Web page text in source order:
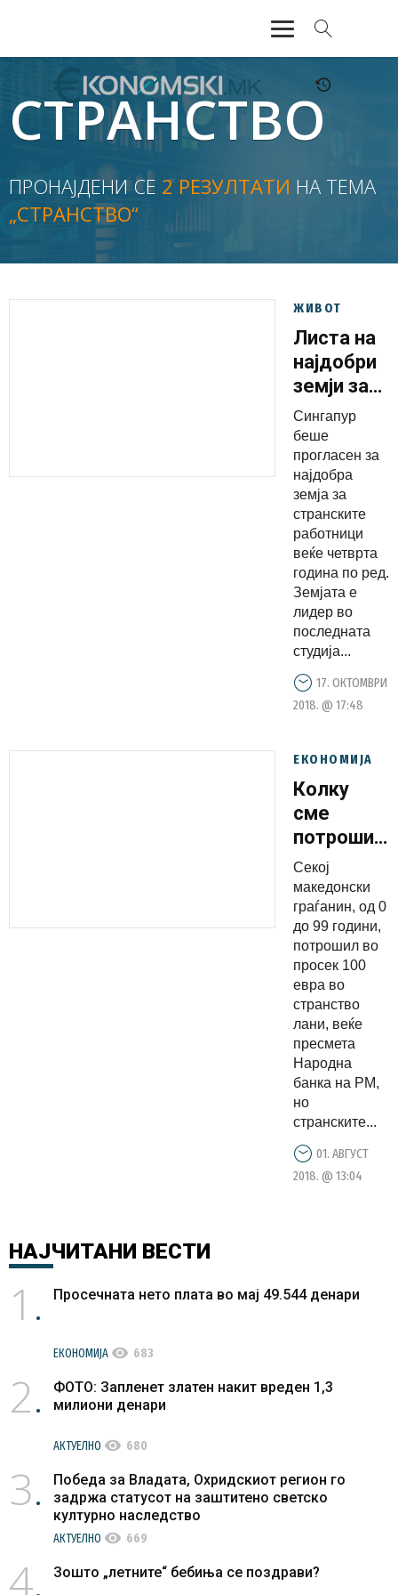
АКТУЕЛНО
ЕКОНОМИЈА
ФИНАНСИИ
БАНКАРСТВО
ЖИВОТ
СТРАНСТВО
ПРОНАЈДЕНИ СЕ 2 РЕЗУЛТАТИ НА ТЕМА
„СТРАНСТВО“
ЖИВОТ
Листа на
најдобри
земји за
странски
работници
Сингапур
беше
прогласен за
најдобра
земја за
странските
работници
веќе четврта
година по ред.
Земјата е
лидер во
последната
студија...
17. ОКТОМВРИ
2018. @ 17:48
ЕКОНОМИЈА
Колку
сме
потрошиле
ние во
странство,
а колку
странците
во
Секој
македонски
граѓанин, од 0
до 99 години,
потрошил во
просек 100
евра во
странство
лани, веќе
пресмета
Народна
банка на РМ,
но
странските...
01. АВГУСТ
2018. @ 13:04
НАЈЧИТАНИ ВЕСТИ
1 Просечната нето плата во мај 49.544 денари
ЕКОНОМИЈА visibility 683
2
ФОТО: Запленет златен накит вреден 1,3
милиони денари
АКТУЕЛНО visibility 680
3
Победа за Владата, Охридскиот регион го
задржа статусот на заштитено светско
културно наследство
АКТУЕЛНО visibility 669
4 Зошто „летните“ бебиња се поздрави?